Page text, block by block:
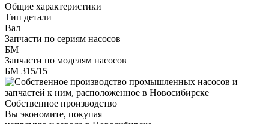
Общие характеристики
Тип детали
Вал
Запчасти по сериям насосов
БМ
Запчасти по моделям насосов
БМ 315/15
Собственное производство
Вы экономите, покупая